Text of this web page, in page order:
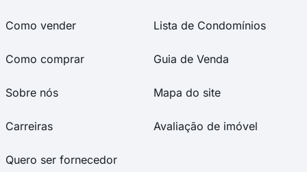
Como vender
Como comprar
Sobre nós
Carreiras
Quero ser fornecedor
Lista de Condomínios
Guia de Venda
Mapa do site
Avaliação de imóvel